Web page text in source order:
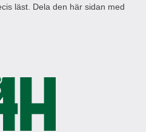
läst. Dela den här sidan med